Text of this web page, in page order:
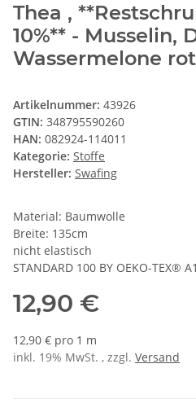
Thea ,
10%** - Musselin,
Wassermelone rot
Artikelnummer: 43926
GTIN: 348795590260
HAN: 082924-114011
Kategorie: Stoffe
Hersteller: Swafing
Material: Baumwolle
Breite: 135cm
nicht elastisch
STANDARD 100 BY OEKO-TEX®
12,90 €
12,90 € pro 1 m
inkl. 19% MwSt. , zzgl. Versand